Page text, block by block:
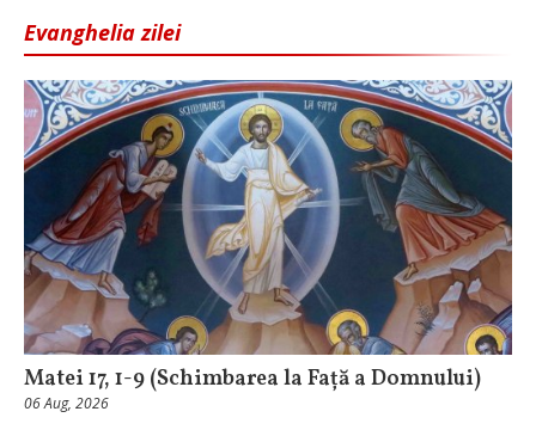
Evanghelia zilei
Matei 17, 1-9 (Schimbarea la Față a Domnului)
06 Aug, 2026